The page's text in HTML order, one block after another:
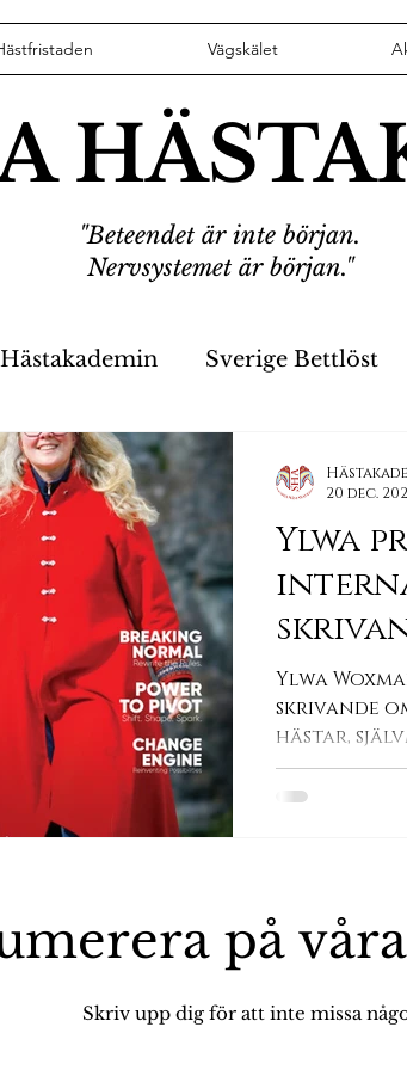
Vägskälet
"Beteendet är inte början.
Nervsystemet är början."
Hästakademin Sverige Bettlöst
Hästikett VD har ordet
Ylwa
Ylwa
skrivande
hästar,
Ledarskap
20 dec.
på våra
Skriv upp dig för att inte missa